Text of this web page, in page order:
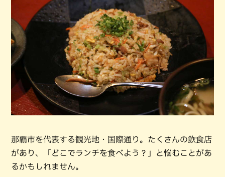
那覇市を代表する観光地・国際通り。たくさんの飲食店
があり、「どこでランチを食べよう？」と悩むことがあ
るかもしれません。